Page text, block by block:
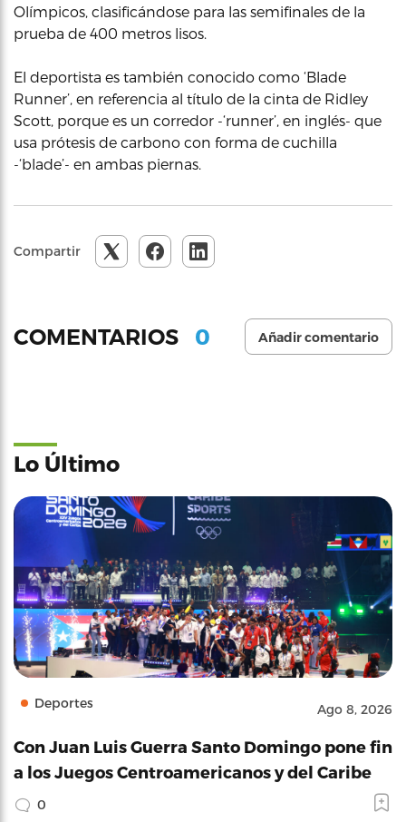
Olímpicos, clasificándose para las semifinales de la
prueba de 400 metros lisos.
El deportista es también conocido como ‘Blade
Runner’, en referencia al título de la cinta de Ridley
Scott, porque es un corredor -‘runner’, en inglés- que
usa prótesis de carbono con forma de cuchilla
-‘blade’- en ambas piernas.
Compartir
COMENTARIOS 0 Añadir comentario
Lo Último
Deportes Ago 8, 2026
Con Juan Luis Guerra Santo Domingo pone fin
a los Juegos Centroamericanos y del Caribe
0